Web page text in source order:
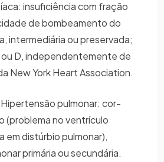
insuficiência com fração
de bombeamento do
intermediária ou preservada;
D, independentemente de
New York Heart Association.
pulmonar: cor-
(problema no ventrículo
em distúrbio pulmonar),
primária ou secundária.